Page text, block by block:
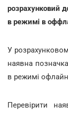
розрахунковий
в режимі в
У
наявна
в режимі
Перевірити